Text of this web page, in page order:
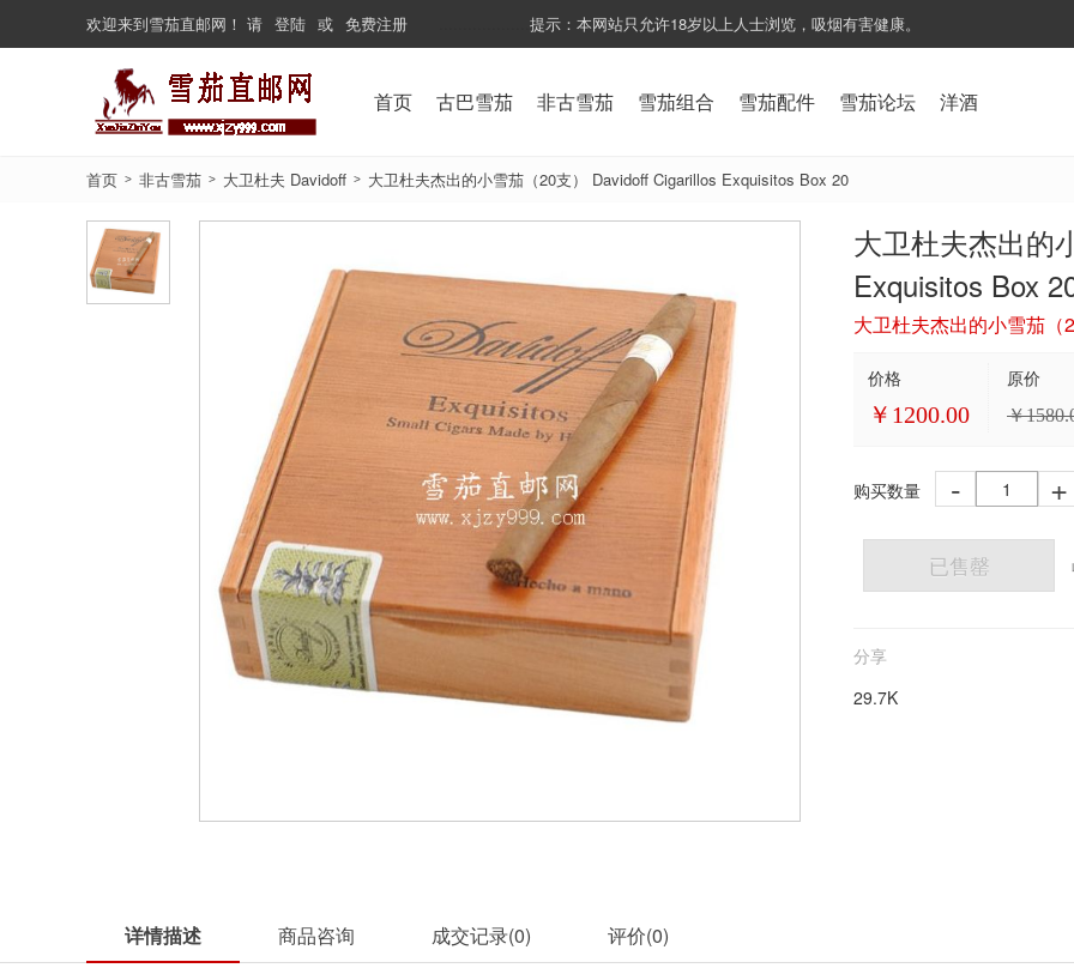
欢迎来到雪茄直邮网 ！ 请 登陆 或 免费注册 提示：本网站只允许18岁以上人士浏览，吸烟有害健康。
首页 古巴雪茄 非古雪茄 雪茄组合 雪茄配件 雪茄论坛 洋酒
首页 > 非古雪茄 > 大卫杜夫 Davidoff > 大卫杜夫杰出的小雪茄（20支） Davidoff Cigarillos Exquisitos Box 20
大卫杜夫杰出的
Exquisitos Box
大卫杜夫杰出的小雪茄
价格
￥ 1200.00
原价
￥
购买数量 - +
已售罄
分享
29.7K
详情描述 商品咨询 成交记录(0) 评价(0)